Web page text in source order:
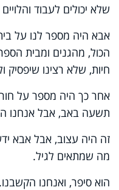
שלא יכולים לעבוד
אבא היה מספר לנו על
הכול, מהגנים ומבית
חיות, שלא רצינו שיפסיק
אחר כך היה מספר על
תשעה באב, אבל אנחנו
זה היה עצוב, אבל אבא
מה שמתאים לגיל.
הוא סיפר, ואנחנו הקשבנו.